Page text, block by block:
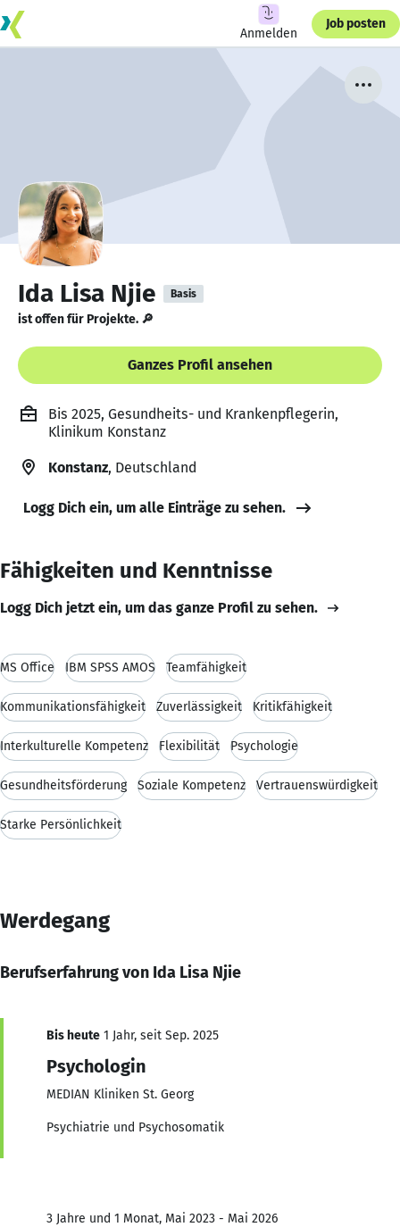
Anmelden
Job posten
Ida Lisa Njie Basis
ist offen für Projekte. 🔎
Ganzes Profil ansehen
Bis 2025, Gesundheits- und Krankenpflegerin,
Klinikum Konstanz
Konstanz, Deutschland
Logg Dich ein, um alle Einträge zu sehen.
Fähigkeiten und Kenntnisse
Logg Dich jetzt ein, um das ganze Profil zu sehen.
MS Office IBM SPSS AMOS Teamfähigkeit
Kommunikationsfähigkeit Zuverlässigkeit Kritikfähigkeit
Interkulturelle Kompetenz Flexibilität Psychologie
Gesundheitsförderung Soziale Kompetenz Vertrauenswürdigkeit
Starke Persönlichkeit
Werdegang
Berufserfahrung von Ida Lisa Njie
Bis heute 1 Jahr, seit Sep. 2025
Psychologin
MEDIAN Kliniken St. Georg
Psychiatrie und Psychosomatik
3 Jahre und 1 Monat, Mai 2023 - Mai 2026